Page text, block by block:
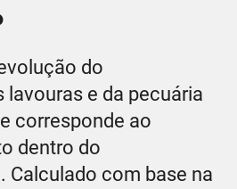
do
lavouras e da pecuária
corresponde ao
dentro do
Calculado com base na